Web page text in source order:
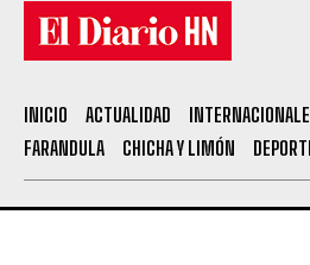
INICIO ACTUALIDAD
FARANDULA
CHICHA Y LIMÓN